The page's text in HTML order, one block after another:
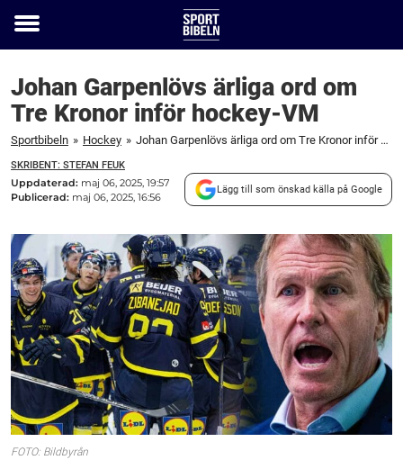
Toggle
Johan Garpenlövs ärliga ord om
Tre Kronor inför hockey-VM
Sportbibeln » Hockey » Johan Garpenlövs ärliga ord om Tre Kronor inför hockey-VM
SKRIBENT: STEFAN FEUK
Uppdaterad: maj 06, 2025, 19:57
Publicerad: maj 06, 2025, 16:56
Lägg till som önskad källa på Google
FOTO: Bildbyrån